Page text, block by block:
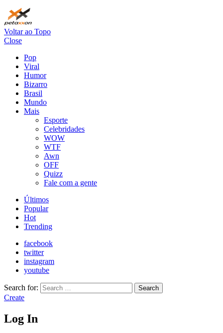
Voltar ao Topo
Close
Pop
Viral
Humor
Bizarro
Brasil
Mundo
Mais
Esporte
Celebridades
WOW
WTF
Awn
OFF
Quizz
Fale com a gente
Últimos
Popular
Hot
Trending
facebook
twitter
instagram
youtube
Search for: Search
Create
Log In